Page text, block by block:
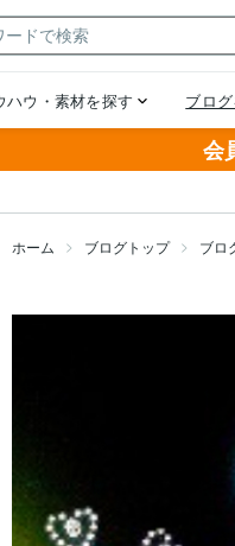
会
ホーム ブログトップ ブロ